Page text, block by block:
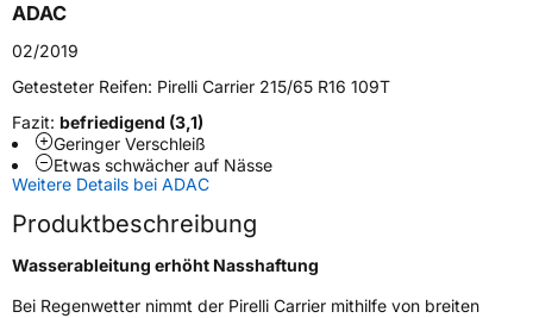
Fahrzeugtyp
VerwendungSommerreifen
ModellnameCarrier
Fahrzeugart Transporter
Weitere Eigenschaften
SchlauchtypTL
ADAC
02/2019
Getesteter Reifen: Pirelli Carrier 215/65 R16 109T
Fazit: befriedigend (3,1)
Geringer Verschleiß
Etwas schwächer auf Nässe
Weitere Details bei ADAC
Produktbeschreibung
Wasserableitung erhöht Nasshaftung
Bei Regenwetter nimmt der Pirelli Carrier mithilfe von breiten